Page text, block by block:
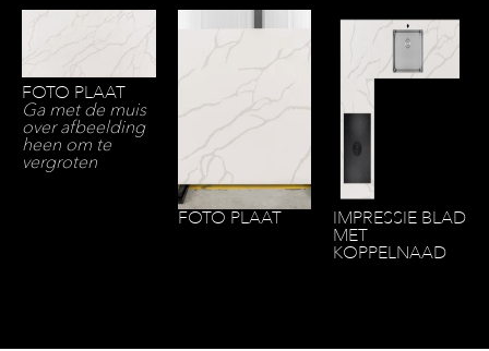
FOTO PLAAT
Ga met de muis
over afbeelding
heen om te
vergroten
FOTO PLAAT
IMPRESSIE BLAD
MET
KOPPELNAAD